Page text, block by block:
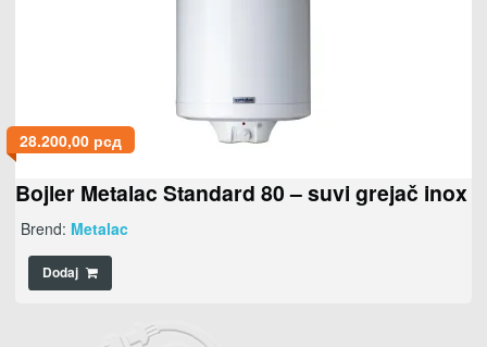
28.200,00 рсд
Bojler Metalac Standard 80 – suvi grejač inox
Brend: Metalac
Dodaj